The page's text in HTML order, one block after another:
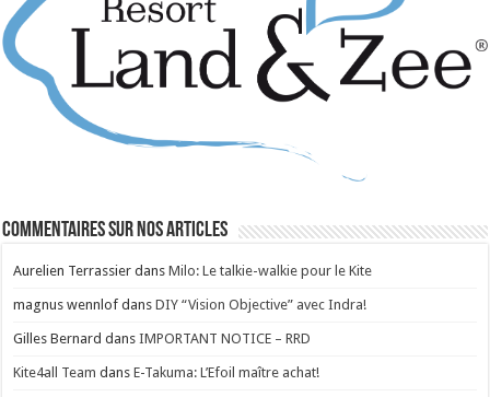
Commentaires sur nos articles
Aurelien Terrassier dansMilo: Le talkie-walkie pour le Kite
magnus wennlof dansDIY “Vision Objective” avec Indra!
Gilles Bernard dansIMPORTANT NOTICE – RRD
Kite4all Team dansE-Takuma: L’Efoil maître achat!